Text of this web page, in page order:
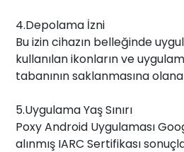
4.Depolama İzni
Bu izin cihazın belleğinde
kullanılan ikonların ve
tabanının saklanmasına
5.Uygulama Yaş Sınırı
Poxy Android Uygulaması
alınmış IARC Sertifikası